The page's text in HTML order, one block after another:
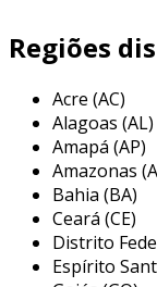
mecânico?
processo de
funcionalidade
optar por sua
abordagem é
indústrias onde
máquinas e
Regiões
Acre (AC)
Alagoas (AL)
Amapá (AP)
Amazonas
Bahia (BA)
Ceará (CE)
Distrito
Espírito